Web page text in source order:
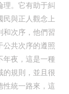
。它有助于糾
民與正人觀念上
和次序，他們習
公共次序的遵照
年夜，這是一種
的規則，並且很
性統一路來，這